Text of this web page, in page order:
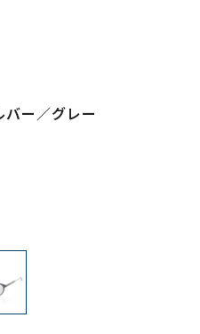
ー／グレー